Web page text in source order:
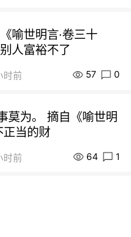
喻世明言·卷三十
人富裕不了
时前 57 0
莫为。 摘自《喻世明
正当的财
时前 64 1